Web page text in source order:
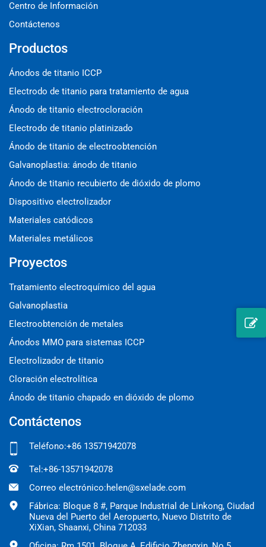
Centro de Información
Contáctenos
Productos
Ánodos de titanio ICCP
Electrodo de titanio para tratamiento de agua
Ánodo de titanio electrocloración
Electrodo de titanio platinizado
Ánodo de titanio de electroobtención
Galvanoplastia: ánodo de titanio
Ánodo de titanio recubierto de dióxido de plomo
Dispositivo electrolizador
Materiales catódicos
Materiales metálicos
Proyectos
Tratamiento electroquímico del agua
Galvanoplastia
Electroobtención de metales
Ánodos MMO para sistemas ICCP
Electrolizador de titanio
Cloración electrolítica
Ánodo de titanio chapado en dióxido de plomo
Contáctenos
Teléfono:+86 13571942078
Tel:+86-13571942078
Correo electrónico:helen@sxelade.com
Fábrica: Bloque 8 #, Parque Industrial de Linkong, Ciudad
Nueva del Puerto del Aeropuerto, Nuevo Distrito de
XiXian, Shaanxi, China 712033